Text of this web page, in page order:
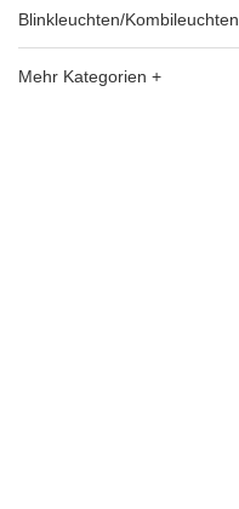
Blinkleuchten/Kombileuchten
Mehr Kategorien +